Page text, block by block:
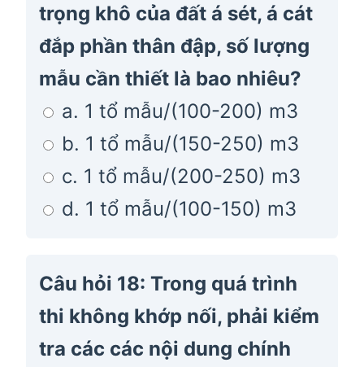
trọng khô của đất á sét, á cát
đắp phần thân đập, số lượng
mẫu cần thiết là bao nhiêu?
a. 1 tổ mẫu/(100-200) m3
b. 1 tổ mẫu/(150-250) m3
c. 1 tổ mẫu/(200-250) m3
d. 1 tổ mẫu/(100-150) m3
Câu hỏi 18: Trong quá trình
thi không khớp nối, phải kiểm
tra các các nội dung chính